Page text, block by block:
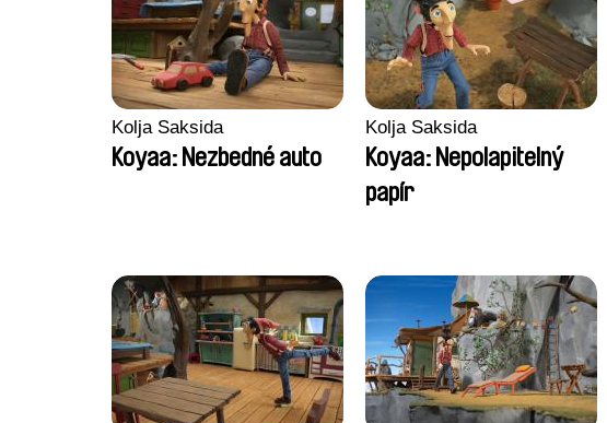
Kolja Saksida
Koyaa: Nezbedné auto
Kolja Saksida
Koyaa: Nepolapitelný
papír